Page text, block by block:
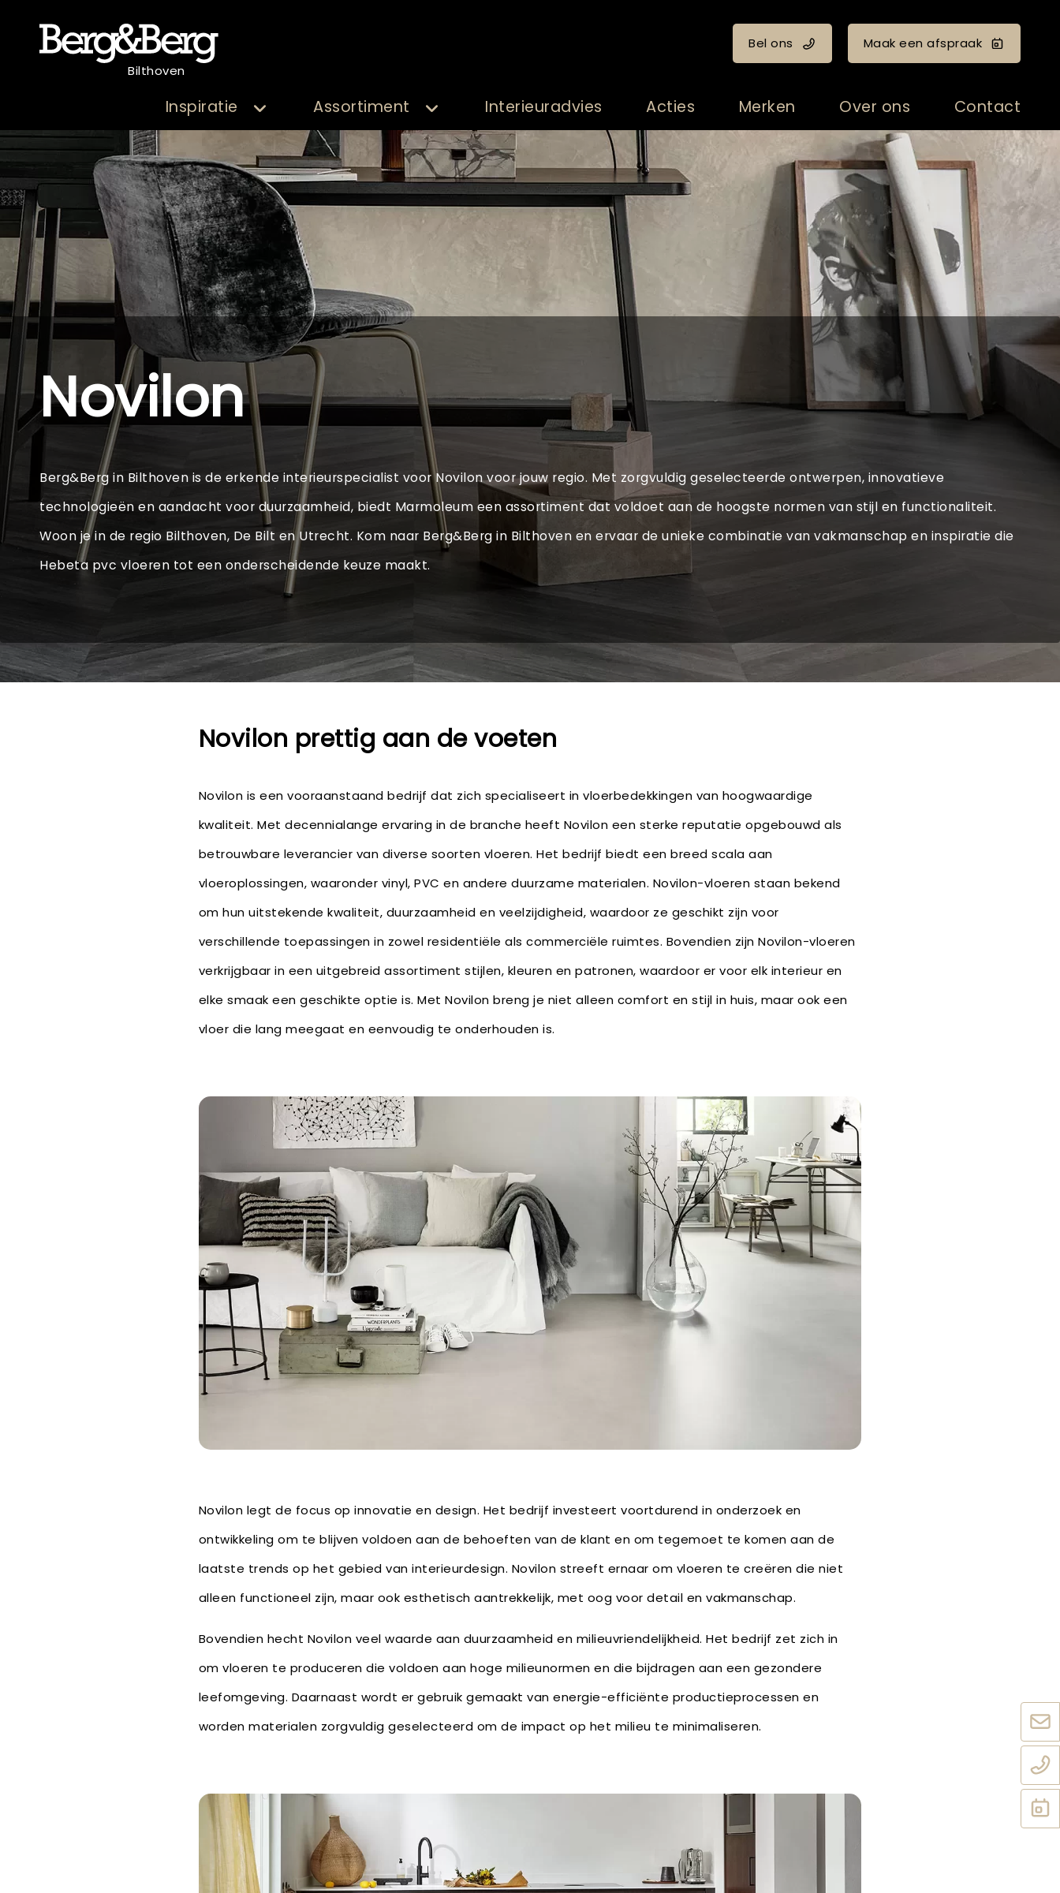
Bilthoven
Bel ons Maak een afspraak
Inspiratie Assortiment Interieuradvies Acties Merken Over ons Contact
Novilon
Berg&Berg in Bilthoven is de erkende interieurspecialist voor Novilon voor jouw regio. Met zorgvuldig geselecteerde ontwerpen, innovatieve
technologieën en aandacht voor duurzaamheid, biedt Marmoleum een assortiment dat voldoet aan de hoogste normen van stijl en functionaliteit.
Woon je in de regio Bilthoven, De Bilt en Utrecht. Kom naar Berg&Berg in Bilthoven en ervaar de unieke combinatie van vakmanschap en inspiratie die
Hebeta pvc vloeren tot een onderscheidende keuze maakt.
Novilon prettig aan de voeten
Novilon is een vooraanstaand bedrijf dat zich specialiseert in vloerbedekkingen van hoogwaardige
kwaliteit. Met decennialange ervaring in de branche heeft Novilon een sterke reputatie opgebouwd als
betrouwbare leverancier van diverse soorten vloeren. Het bedrijf biedt een breed scala aan
vloeroplossingen, waaronder vinyl, PVC en andere duurzame materialen. Novilon-vloeren staan bekend
om hun uitstekende kwaliteit, duurzaamheid en veelzijdigheid, waardoor ze geschikt zijn voor
verschillende toepassingen in zowel residentiële als commerciële ruimtes. Bovendien zijn Novilon-vloeren
verkrijgbaar in een uitgebreid assortiment stijlen, kleuren en patronen, waardoor er voor elk interieur en
elke smaak een geschikte optie is. Met Novilon breng je niet alleen comfort en stijl in huis, maar ook een
vloer die lang meegaat en eenvoudig te onderhouden is.
Novilon legt de focus op innovatie en design. Het bedrijf investeert voortdurend in onderzoek en
ontwikkeling om te blijven voldoen aan de behoeften van de klant en om tegemoet te komen aan de
laatste trends op het gebied van interieurdesign. Novilon streeft ernaar om vloeren te creëren die niet
alleen functioneel zijn, maar ook esthetisch aantrekkelijk, met oog voor detail en vakmanschap.
Bovendien hecht Novilon veel waarde aan duurzaamheid en milieuvriendelijkheid. Het bedrijf zet zich in
om vloeren te produceren die voldoen aan hoge milieunormen en die bijdragen aan een gezondere
leefomgeving. Daarnaast wordt er gebruik gemaakt van energie-efficiënte productieprocessen en
worden materialen zorgvuldig geselecteerd om de impact op het milieu te minimaliseren.